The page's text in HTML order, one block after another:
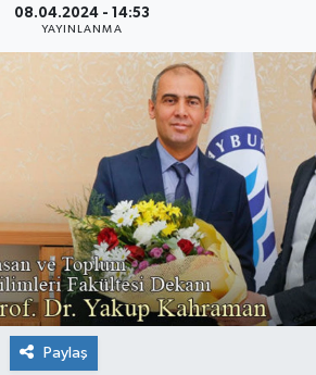
08.04.2024 - 14:53
YAYINLANMA
Paylaş